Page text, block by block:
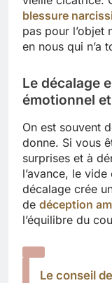
blessure
pas pour l’objet
en nous qui n’a
Le décalage
émotionnel
On est souvent
donne. Si vous
surprises et à
l’avance, le
décalage crée
de déception
l’équilibre du
Le conseil